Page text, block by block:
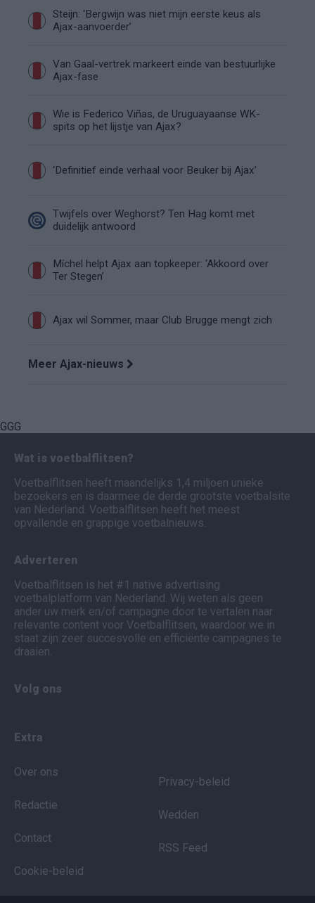
Steijn: ‘Bergwijn was niet mijn eerste keus als
Ajax-aanvoerder’
Van Gaal-vertrek markeert einde van bestuurlijke
Ajax-fase
Wie is Federico Viñas, de Uruguayaanse WK-
spits op het lijstje van Ajax?
‘Definitief einde verhaal voor Beuker bij Ajax’
Twijfels over Weghorst? Ten Hag komt met
duidelijk antwoord
Míchel helpt Ajax aan topkeeper: ‘Akkoord over
Ter Stegen’
Ajax wil Sommer, maar Club Brugge mengt zich
Meer Ajax-nieuws
GGG
Wat is voetbalflitsen?
Voetbalflitsen heeft maandelijks 1,4 miljoen unieke
bezoekers en is daarmee de derde grootste voetbalsite
van Nederland. Voetbalflitsen heeft het meest
opvallende en grappige voetbalnieuws.
Adverteren
Voetbalflitsen is het #1 native advertising
voetbalplatform van Nederland. Wij weten als geen
ander uw merk en/of campagne door te vertalen naar
relevante content voor Voetbalflitsen, waardoor we in
staat zijn zeer succesvolle en efficiënte campagnes te
draaien.
Volg ons
Extra
Over ons
Redactie
Contact
Cookie-beleid
Privacy-beleid
Wedden
RSS Feed